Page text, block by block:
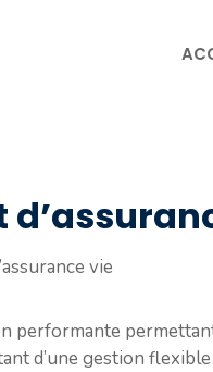
vie
performante
d’une gestion flexible